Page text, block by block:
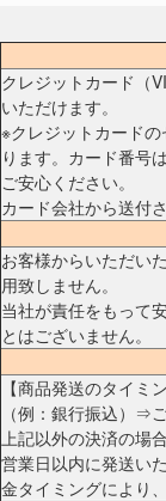
クレジットカード（
いただけます。
※クレジットカード
ります。カード番号
ご安心ください。
カード会社から送付
お客様からいただい
用致しません。
当社が責任をもって
とはございません。
【商品発送のタイミ
（例：銀行振込）⇒
上記以外の決済の場
営業日以内に発送い
金タイミングにより